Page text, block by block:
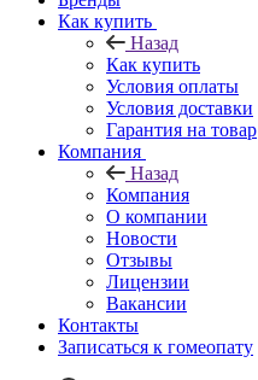
Как купить
Назад
Как купить
Условия оплаты
Условия доставки
Гарантия на товар
Компания
Назад
Компания
О компании
Новости
Отзывы
Лицензии
Вакансии
Контакты
Записаться к гомеопату